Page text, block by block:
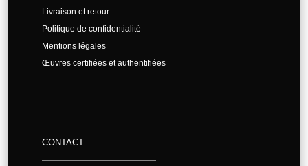
Livraison et retour
Politique de confidentialité
Mentions légales
Œuvres certifiées et authentifiées
CONTACT